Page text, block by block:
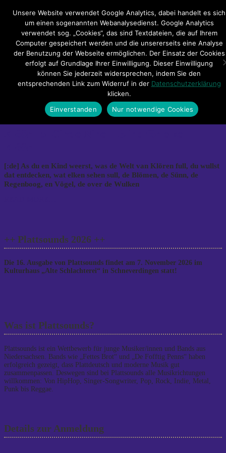
Impressum Datenschutzerklärung
Teilnahmebedingungen
Sitemap
Kontakt
Archives
Tag Archives: Circle Nine
[:de]Circle Nine – Blind för elke
[:de] As du en Kind weerst, was de Welt van Klören full, du wullst
dat entdecken, wat elken sehen sull, de Blömen, de Sünn, de
Regenboog, en Vögel, de over de Wulken
++ Plattsounds 2026 ++
Die 16. Ausgabe von Plattsounds findet am 7. November 2026 im
Kulturhaus „Alte Schlachterei“ in Schneverdingen statt!
Was ist Plattsounds?
Plattsounds ist ein Wettbewerb für junge Musiker/innen und Bands aus
Niedersachsen. Bands wie „Fettes Brot“ und „De Fofftig Penns“ haben
erfolgreich gezeigt, dass Plattdeutsch und moderne Musik gut
zusammenpassen. Deswegen sind bei Plattsounds alle Musikrichtungen
willkommen: Von HipHop, Singer-Songwriter, Pop, Rock, Indie, Metal,
Punk bis Reggae.
Details zur Anmeldung
Hauptmenü
Unsere Website verwendet Google Analytics, dabei handelt es sich
um einen sogenannten Webanalysedienst. Google Analytics
verwendet sog. „Cookies“, das sind Textdateien, die auf Ihrem
Computer gespeichert werden und die unsererseits eine Analyse
der Benutzung der Webseite ermöglichen. Der Einsatz der Cookies
erfolgt auf Grundlage Ihrer Einwilligung. Dieser Einwilligung
können Sie jederzeit widersprechen, indem Sie den
entsprechenden Link zum Widerruf in der Datenschutzerklärung
klicken.
Einverstanden
Nur notwendige Cookies